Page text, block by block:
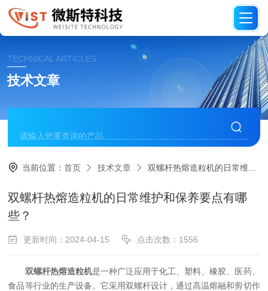
TECHNICAL ARTICLES
技术文章
当前位置：首页 技术文章 双螺杆热熔造粒机的日常维护和保养要点有哪些？
双螺杆热熔造粒机的日常维护和保养要点有哪
些？
更新时间：2024-04-15 点击次数：1556
双螺杆热熔造粒机是一种广泛应用于化工、塑料、橡胶、医药、
食品等行业的生产设备。它采用双螺杆设计，通过高温熔融和剪切作